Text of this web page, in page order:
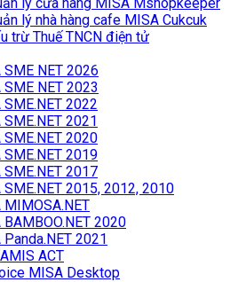
lý nhà hàng cafe MISA Cukcuk
trừ Thuế TNCN điện tử
SME NET 2026
NET 2023
2022
2021
SME.NET 2020
SME.NET 2019
SME.NET 2017
SME.NET 2015, 2012, 2010
MIMOSA.NET
2020
2021
ACT
MISA Desktop